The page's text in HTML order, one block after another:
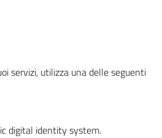
servizi, utilizza una delle seguenti
digital identity system.